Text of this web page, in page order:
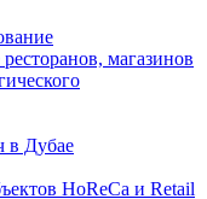
магазинов
в Дубае
HoReCa и Retail